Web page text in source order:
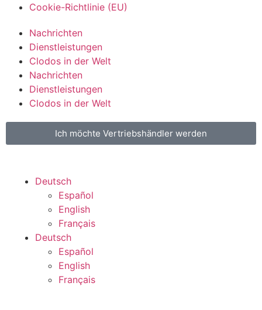
Cookie-Richtlinie (EU)
Nachrichten
Dienstleistungen
Clodos in der Welt
Nachrichten
Dienstleistungen
Clodos in der Welt
Ich möchte Vertriebshändler werden
Deutsch
Español
English
Français
Deutsch
Español
English
Français